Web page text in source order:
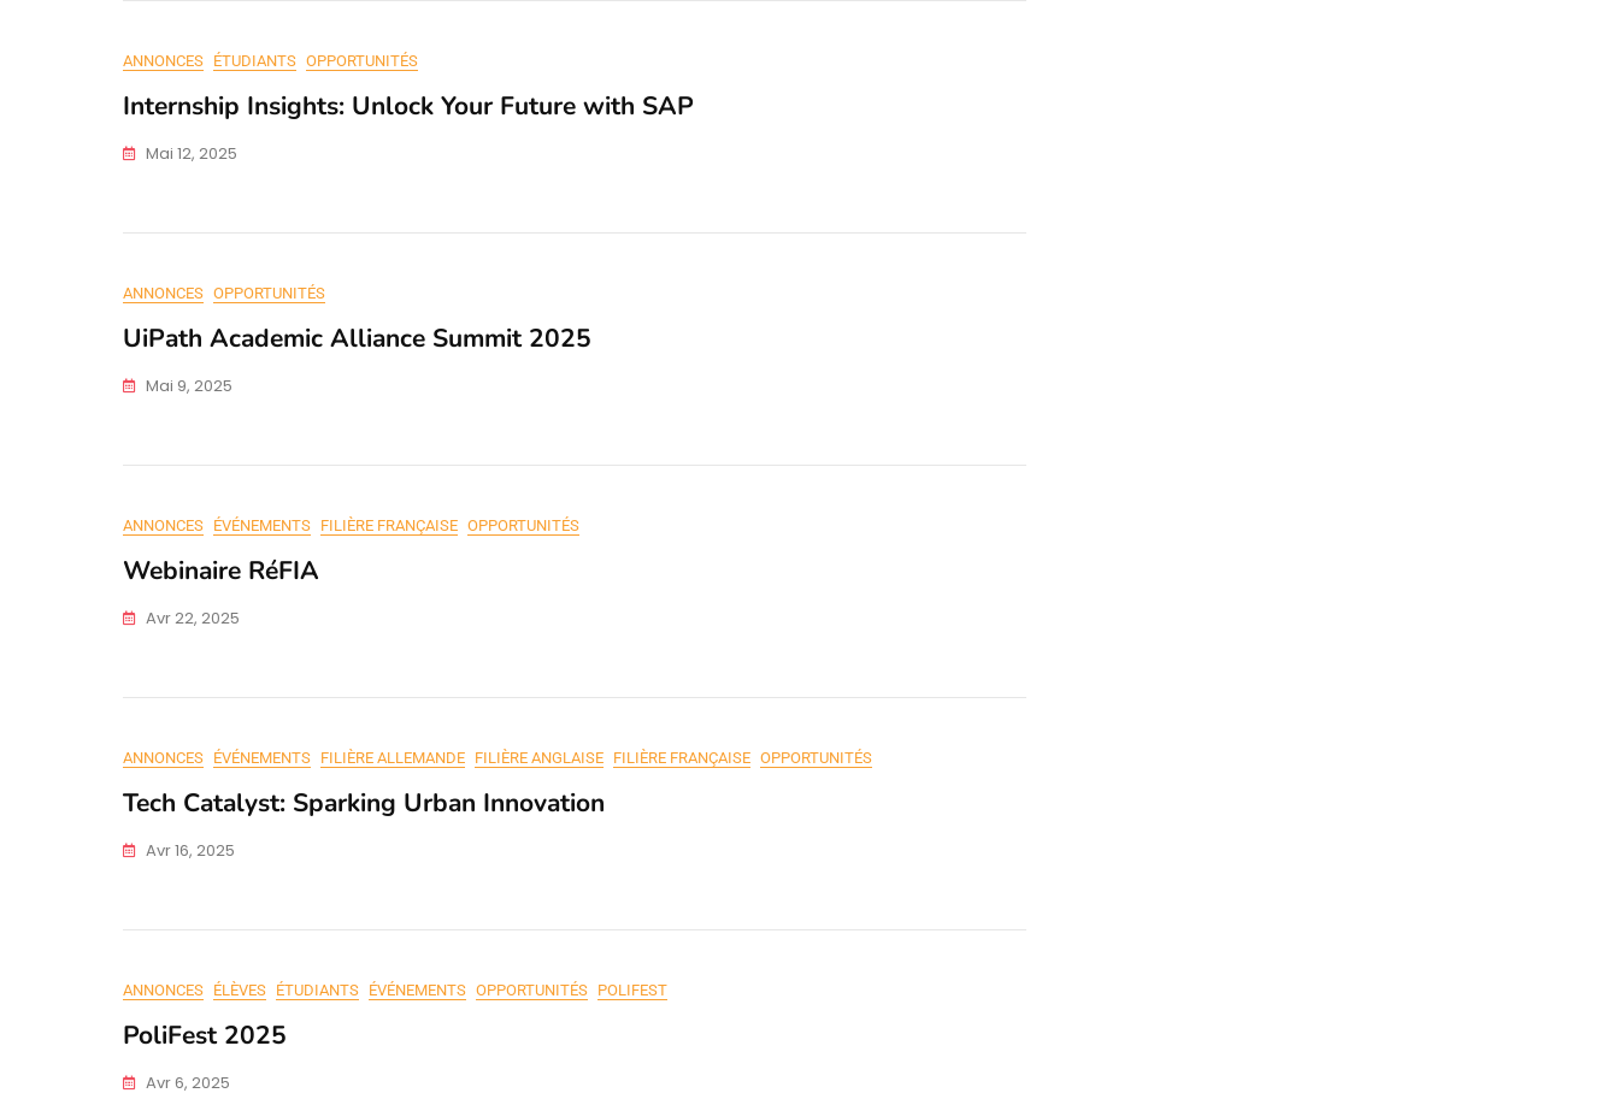
ANNONCES ÉTUDIANTS OPPORTUNITÉS
Internship Insights: Unlock Your Future with SAP
Mai 12, 2025
ANNONCES OPPORTUNITÉS
UiPath Academic Alliance Summit 2025
Mai 9, 2025
ANNONCES ÉVÉNEMENTS FILIÈRE FRANÇAISE OPPORTUNITÉS
Webinaire RéFIA
Avr 22, 2025
ANNONCES ÉVÉNEMENTS FILIÈRE ALLEMANDE FILIÈRE ANGLAISE FILIÈRE FRANÇAISE OPPORTUNITÉS
Tech Catalyst: Sparking Urban Innovation
Avr 16, 2025
ANNONCES ÉLÈVES ÉTUDIANTS ÉVÉNEMENTS OPPORTUNITÉS POLIFEST
PoliFest 2025
Avr 6, 2025